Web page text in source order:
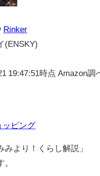
Rinker
(ENSKY)
19:47:51時点 Amazon調
ッピング
みより！くらし解説」
。